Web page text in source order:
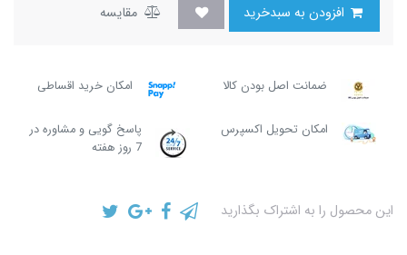
مقایسه
ضمانت اصل بودن کالا امکان خرید اقساطی
امکان تحویل اکسپرس
پاسخ گویی و مشاوره در
7 روز هفته
این محصول را به اشتراک بگذارید